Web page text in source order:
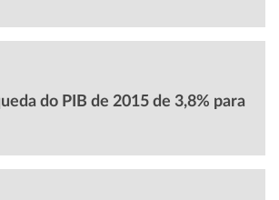
do PIB de 2015 de 3,8% para